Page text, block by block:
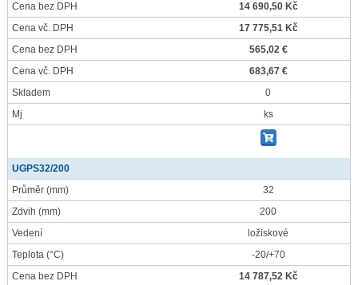
Cena bez DPH
14 690,50 Kč
Cena vč. DPH
17 775,51 Kč
Cena bez DPH
565,02 €
Cena vč. DPH
683,67 €
Skladem
0
Mj
ks
UGPS32/200
Průměr (mm)
32
Zdvih (mm)
200
Vedení
ložiskové
Teplota (°C)
-20/+70
Cena bez DPH
14 787,52 Kč